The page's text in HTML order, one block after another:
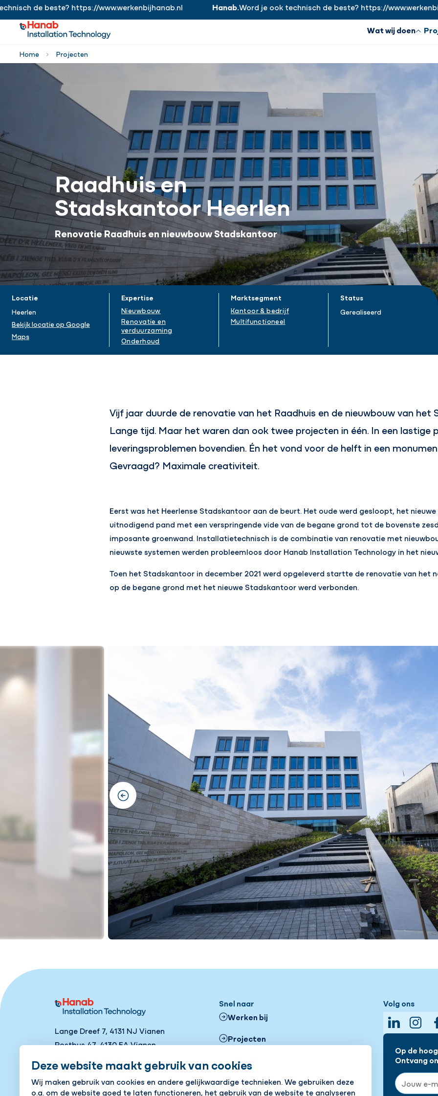
Deze website maakt gebruik van cookies
Wij maken gebruik van cookies en andere gelijkwaardige technieken. We gebruiken deze
o.a. om de website goed te laten functioneren, het gebruik van de website te analyseren
https://www.werkenbijhanab.nl
de beste? https://www.werkenbijhanab.nl Hanab.Word je ook technisch de beste? https://
Wat wij doen
Home Projecten
Raadhuis en
Stadskantoor Heerlen
Renovatie Raadhuis en nieuwbouw Stadskantoor
Projectinformatie
Locatie
Heerlen
Bekijk locatie op Google
Maps
Expertise
Nieuwbouw
Renovatie en
verduurzaming
Onderhoud
Marktsegment
Kantoor & bedrijf
Multifunctioneel
Status
Gerealiseerd
Vijf jaar duurde de renovatie van het Raadhuis en de nieuwbouw van het
Lange tijd. Maar het waren dan ook twee projecten in één. In een lastige
leveringsproblemen bovendien. Én het vond voor de helft in een
Gevraagd? Maximale creativiteit.
Eerst was het Heerlense Stadskantoor aan de beurt. Het oude werd gesloopt, het
uitnodigend pand met een verspringende vide van de begane grond tot de bovenste
imposante groenwand. Installatietechnisch is de combinatie van renovatie met
nieuwste systemen werden probleemloos door Hanab Installation Technology in het
Toen het Stadskantoor in december 2021 werd opgeleverd startte de renovatie van het
op de begane grond met het nieuwe Stadskantoor werd verbonden.
previous
Lange Dreef 7, 4131 NJ Vianen
Postbus 47, 4130 EA Vianen
Contact
Snel naar
Werken bij
Projecten
Ons DNA
Vestigingen
Volg ons
LinkedIn
Op de
Ontvang
E-